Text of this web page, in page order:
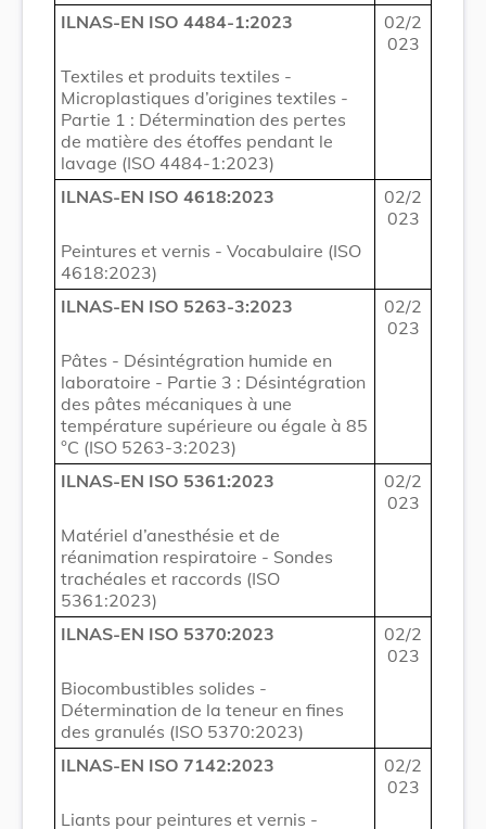
ILNAS-EN ISO 4484-1:2023
02/2
023
Textiles et produits textiles -
Microplastiques d’origines textiles -
Partie 1 : Détermination des pertes
de matière des étoffes pendant le
lavage (ISO 4484-1:2023)
ILNAS-EN ISO 4618:2023
02/2
023
Peintures et vernis - Vocabulaire (ISO
4618:2023)
ILNAS-EN ISO 5263-3:2023
02/2
023
Pâtes - Désintégration humide en
laboratoire - Partie 3 : Désintégration
des pâtes mécaniques à une
température supérieure ou égale à 85
°C (ISO 5263-3:2023)
ILNAS-EN ISO 5361:2023
02/2
023
Matériel d’anesthésie et de
réanimation respiratoire - Sondes
trachéales et raccords (ISO
5361:2023)
ILNAS-EN ISO 5370:2023
02/2
023
Biocombustibles solides -
Détermination de la teneur en fines
des granulés (ISO 5370:2023)
ILNAS-EN ISO 7142:2023
02/2
023
Liants pour peintures et vernis -